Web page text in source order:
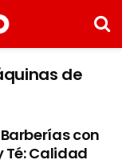
de
Barberías con
Calidad